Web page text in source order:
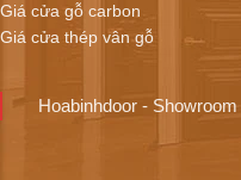
Giá cửa gỗ carbon
Giá cửa thép vân gỗ
Hoabinhdoor -